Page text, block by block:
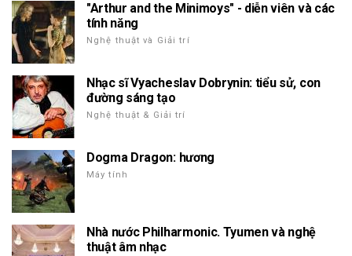
"Arthur and the Minimoys" - diễn viên và các
tính năng
Nghệ thuật và Giải trí
Nhạc sĩ Vyacheslav Dobrynin: tiểu sử, con
đường sáng tạo
Nghệ thuật & Giải trí
Dogma Dragon: hương
Máy tính
Nhà nước Philharmonic. Tyumen và nghệ
thuật âm nhạc